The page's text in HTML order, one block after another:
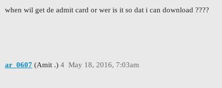
when wil get de admit card or wer is it so dat i can download ????
ar_0607 (Amit .) May 18, 2016, 7:03am
4